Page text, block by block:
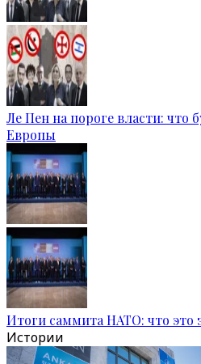
Ле Пен на пороге власти: что
Европы
Итоги саммита НАТО: что это
Истории